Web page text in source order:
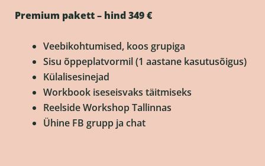
Premium pakett – hind 349 €
Veebikohtumised, koos grupiga
Sisu õppeplatvormil (1 aastane kasutusõigus)
Külalisesinejad
Workbook iseseisvaks täitmiseks
Reelside Workshop Tallinnas
Ühine FB grupp ja chat